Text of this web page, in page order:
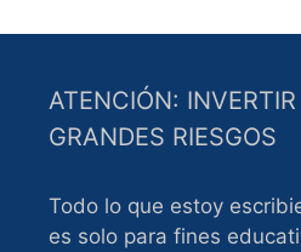
ATENCIÓN:
GRANDES RIESGOS
Todo lo que estoy
es solo para fines